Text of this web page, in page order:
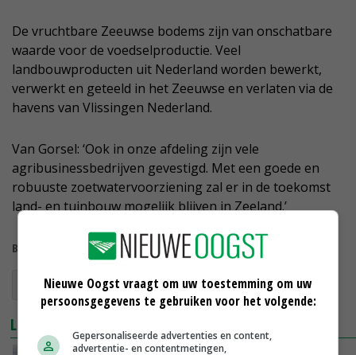
De vruchtbare Zeeuwse bodems zijn van onschatbare
waarde voor de voedselproductie. Veel
landbouwproducten uit Nederland worden bewerkt,
verwerkt en geteeld in het Zeeuwse en verlaten via de
havens van Vlissingen Nederland.
Van Gorsel: ‘Ook in onze afdeling zijn vele
agribusinessbedrijven gevestigd. Met een goede en
robuuste zoetwatervoorziening zal er in de toekomst
land- en tuinbouw mogelijk blijven in Zeeland.’
Bekijk meer over:
zoetwater Zeeland ZLTO
LEES OOK
Nieuwe Oogst vraagt om uw toestemming om uw
persoonsgegevens te gebruiken voor het volgende:
Gepersonaliseerde advertenties en content,
advertentie- en contentmetingen,